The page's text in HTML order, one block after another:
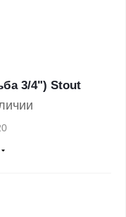
3/4") Stout